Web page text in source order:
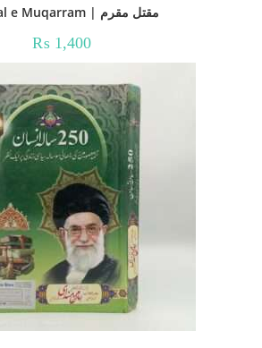
Maqtal e Muqarram | مقتل مقرم
₨ 1,400